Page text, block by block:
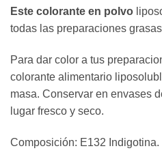
Este colorante en polvo
todas las preparaciones
Para dar color a tus
colorante alimentario
masa. Conservar en envases
lugar fresco y seco.
Composición: E132 Indigotina.